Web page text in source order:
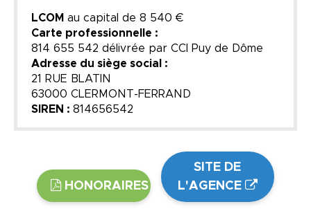
LCOM au capital de 8 540 €
Carte professionnelle :
814 655 542 délivrée par CCI Puy de Dôme
Adresse du siège social :
21 RUE BLATIN
63000 CLERMONT-FERRAND
SIREN : 814656542
HONORAIRES
SITE DE
L'AGENCE